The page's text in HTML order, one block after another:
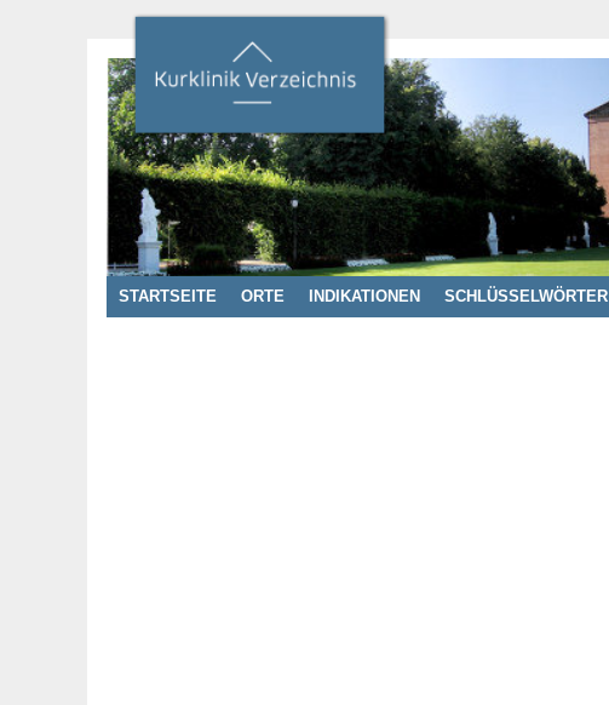
STARTSEITE ORTE INDIKATIONEN SCHLÜSSELWÖRTER